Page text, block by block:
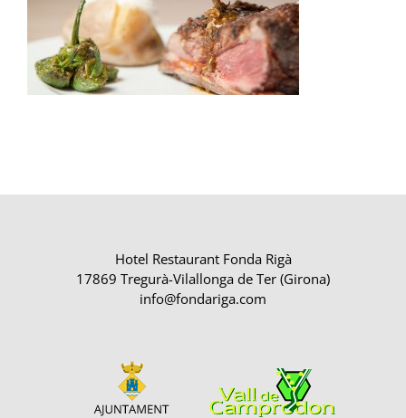
Hotel Restaurant Fonda Rigà
17869 Tregurà-Vilallonga de Ter (Girona)
info@fondariga.com